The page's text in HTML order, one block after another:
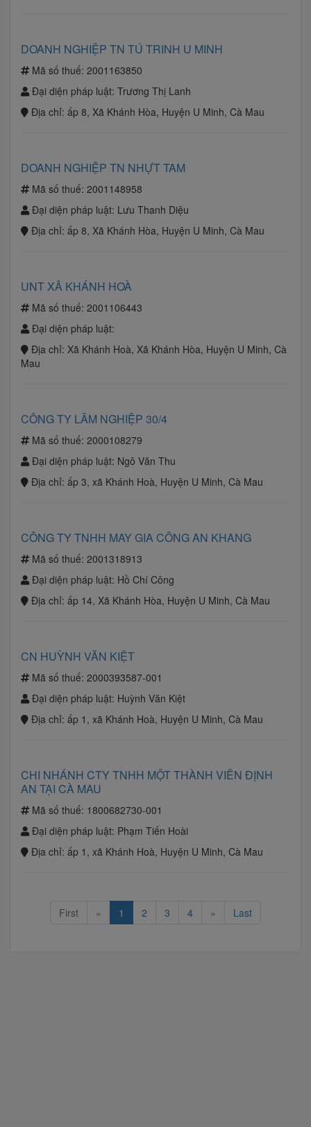
DOANH NGHIỆP TN TÚ TRINH U MINH
Mã số thuế: 2001163850
Đại diện pháp luật: Trương Thị Lanh
Địa chỉ: ấp 8, Xã Khánh Hòa, Huyện U Minh, Cà Mau
DOANH NGHIỆP TN NHỰT TAM
Mã số thuế: 2001148958
Đại diện pháp luật: Lưu Thanh Diệu
Địa chỉ: ấp 8, Xã Khánh Hòa, Huyện U Minh, Cà Mau
UNT XÃ KHÁNH HOÀ
Mã số thuế: 2001106443
Đại diện pháp luật:
Địa chỉ: Xã Khánh Hoà, Xã Khánh Hòa, Huyện U Minh, Cà
Mau
CÔNG TY LÂM NGHIỆP 30/4
Mã số thuế: 2000108279
Đại diện pháp luật: Ngô Văn Thu
Địa chỉ: ấp 3, xã Khánh Hoà, Huyện U Minh, Cà Mau
CÔNG TY TNHH MAY GIA CÔNG AN KHANG
Mã số thuế: 2001318913
Đại diện pháp luật: Hồ Chí Công
Địa chỉ: ấp 14, Xã Khánh Hòa, Huyện U Minh, Cà Mau
CN HUỲNH VĂN KIỆT
Mã số thuế: 2000393587-001
Đại diện pháp luật: Huỳnh Văn Kiệt
Địa chỉ: ấp 1, xã Khánh Hoà, Huyện U Minh, Cà Mau
CHI NHÁNH CTY TNHH MỘT THÀNH VIÊN ĐỊNH
AN TẠI CÀ MAU
Mã số thuế: 1800682730-001
Đại diện pháp luật: Phạm Tiến Hoài
Địa chỉ: ấp 1, xã Khánh Hoà, Huyện U Minh, Cà Mau
First « 1 2 3 4 » Last